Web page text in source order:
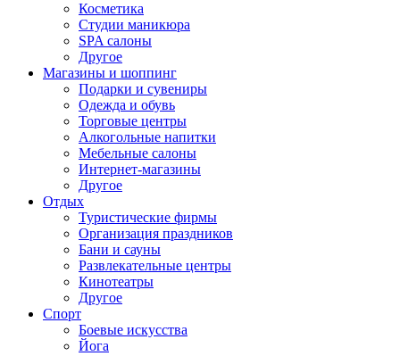
Косметика
Студии маникюра
SPA салоны
Другое
Магазины и шоппинг
Подарки и сувениры
Одежда и обувь
Торговые центры
Алкогольные напитки
Мебельные салоны
Интернет-магазины
Другое
Отдых
Туристические фирмы
Организация праздников
Бани и сауны
Развлекательные центры
Кинотеатры
Другое
Спорт
Боевые искусства
Йога